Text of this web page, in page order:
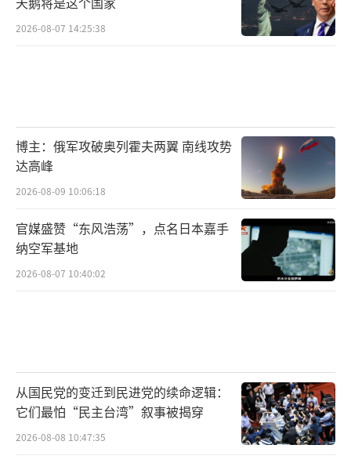
2026-08-07 14:25:38
博主：俄军攻破奥列霍夫两翼 南线攻势
达高峰
2026-08-09 10:06:18
官媒盛赞“东风浩荡”，点名日本嘉手
纳空军基地
2026-08-07 10:40:02
从国民党的变迁到民进党的续命逻辑：
它们最怕“民主台湾”叙事被揭穿
2026-08-08 10:47:35